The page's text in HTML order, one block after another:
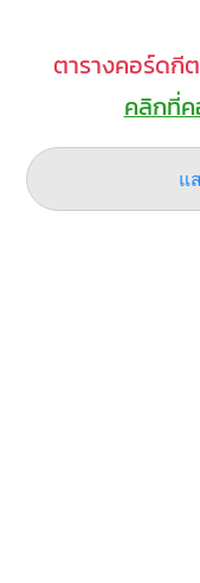
ตารางคอร์ดกี
คลิกที่ค
แ